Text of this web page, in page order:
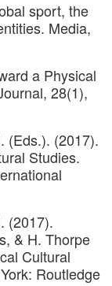
sport, the
Media,
a Physical
28(1),
(Eds.). (2017).
Studies.
(2017).
& H. Thorpe
Cultural
Routledge